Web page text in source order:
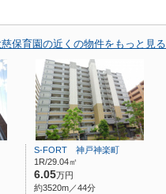
慈保育園の近くの物件をもっと見る
S-FORT 神戸神楽町
1R/29.04㎡
6.05万円
約3520m／44分